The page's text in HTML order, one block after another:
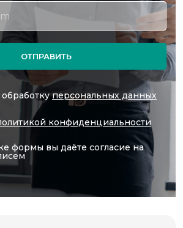
ОТПРАВИТЬ
обработкуперсональных данных
конфиденциальности
формы вы даёте согласие на